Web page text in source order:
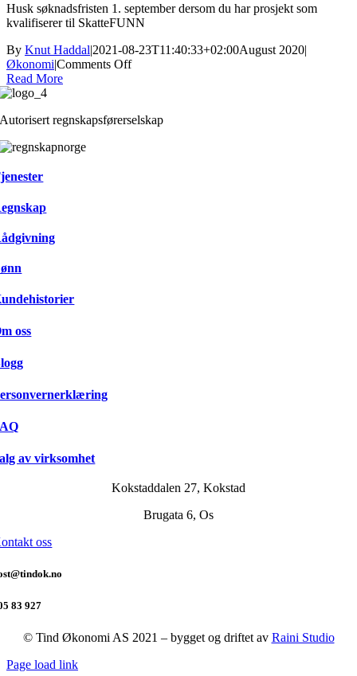
Husk søknadsfristen 1. september dersom du har prosjekt som
kvalifiserer til SkatteFUNN
By Knut Haddal|2021-08-23T11:40:33+02:00August 2020|
Økonomi|Comments Offon
søknadsfristen
Read More
Autorisert regnskapsførerselskap
oss
av virksomhet
Kokstaddalen 27, Kokstad
Brugata 6, Os
oss
83 927
© Tind Økonomi AS 2021 – bygget og driftet av Raini Studio
Page load link